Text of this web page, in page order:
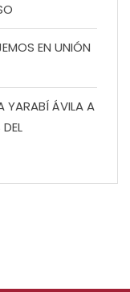
EN UNIÓN
YARABÍ ÁVILA A